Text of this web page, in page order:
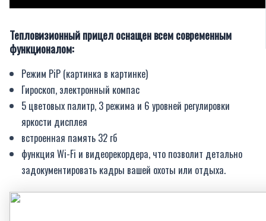
Тепловизионный прицел оснащен всем современным
функционалом:
Режим PiP (картинка в картинке)
Гироскоп, электронный компас
5 цветовых палитр, 3 режима и 6 уровней регулировки
яркости дисплея
встроенная память 32 гб
функция Wi-Fi и видеорекордера, что позволит детально
задокументировать кадры вашей охоты или отдыха.